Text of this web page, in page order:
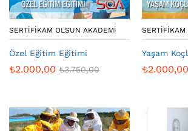
SERTIFIKAM OLSUN AKADEMI
Özel Eğitim Eğitimi
₺2.000,00 ₺3.750,00
Yaşam
₺2.000,00